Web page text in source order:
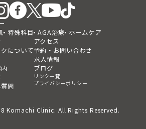
特殊科目 AGA治療 ホームケア
について
問
アクセス
予約・お問い合わせ
求人情報
ブログ
リンク一覧
プライバシーポリシー
Komachi Clinic. All Rights Reserved.